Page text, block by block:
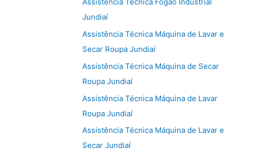
Jundiaí
Assistência Técnica Máquina de Lavar e
Secar Roupa Jundiaí
Assistência Técnica Máquina de Secar
Roupa Jundiaí
Assistência Técnica Máquina de Lavar
Roupa Jundiaí
Assistência Técnica Máquina de Lavar e
Secar Jundiaí